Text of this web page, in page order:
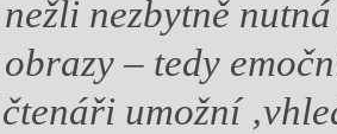
nezbytně
– tedy
umožní